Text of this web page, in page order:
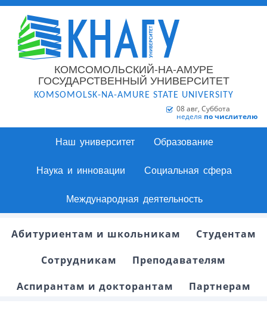
КОМСОМОЛЬСКИЙ-НА-АМУРЕ
ГОСУДАРСТВЕННЫЙ УНИВЕРСИТЕТ
KOMSOMOLSK-NA-AMURE STATE UNIVERSITY
08 авг, Суббота
неделя по числителю
Наш университет Образование
Наука и инновации Социальная сфера
Международная деятельность
Абитуриентам и школьникам
Студентам
Сотрудникам
Преподавателям
Аспирантам и докторантам
Партнерам